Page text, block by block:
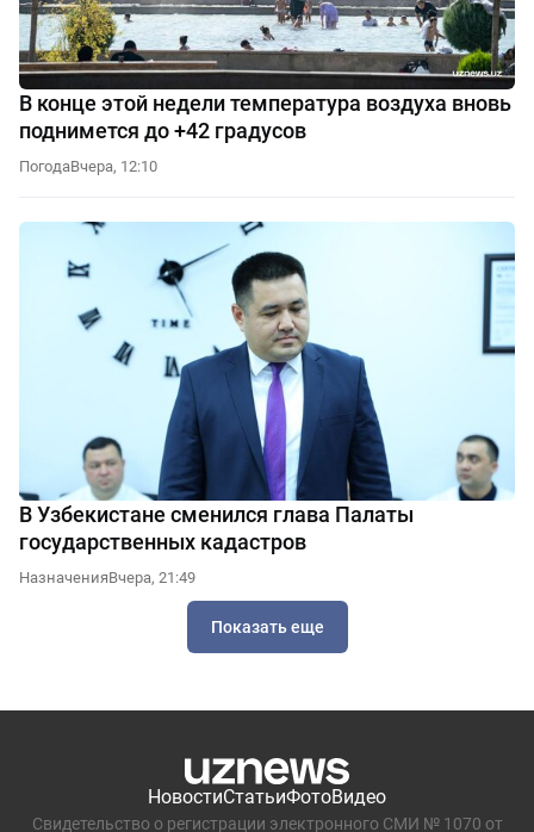
В конце этой недели температура воздуха вновь
поднимется до +42 градусов
ПогодаВчера, 12:10
В Узбекистане сменился глава Палаты
государственных кадастров
НазначенияВчера, 21:49
Показать еще
НовостиСтатьиФотоВидео
Свидетельство о регистрации электронного СМИ № 1070 от